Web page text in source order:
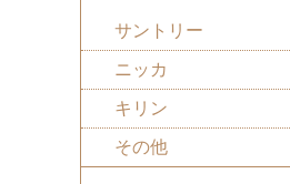
サントリー
ニッカ
キリン
その他